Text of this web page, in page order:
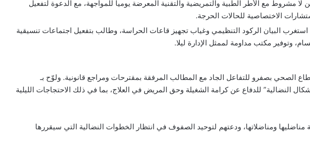
لا مشروط مع الأطر الطبية والتمريضية والتقنية المعرضة يوميا للمواجهة، مع الدعوة لتفعيل
الاختصاصية للحالات الحرجة.
استغرب البيان الركود التنظيمي وغياب تجهيز قاعات الحراسة، وطالب بتفعيل اجتماعات تنسيقية
وتوفير مكتب مداومة لممثل الإدارة ليلا.
الصحي بصفرو للتفاعل الجاد مع المطالب المرفقة بمقترحات ومراجع قانونية. ولوّح بـ
النضالية” للدفاع عن كرامة الشغيلة وحق المريض في العلاج، بما في ذلك الاحتجاجات الليلية
مناضليها ومناضلاتها، ودعتهم لتوحيد الصفوف في انتظار الخطوات النضالية التي سيقررها